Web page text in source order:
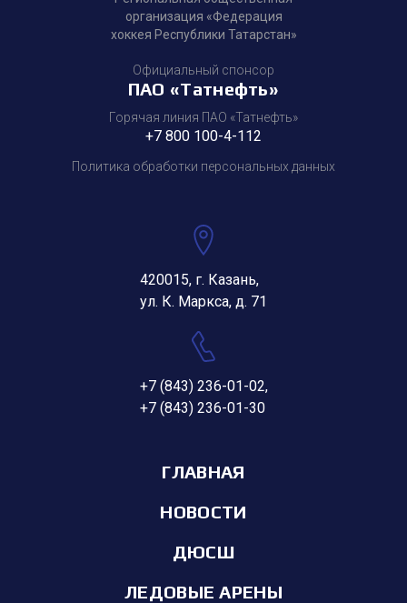
организация «Федерация
хоккея Республики Татарстан»
Официальный спонсор
ПАО «Татнефть»
Горячая линия ПАО «Татнефть»
+7 800 100-4-112
Политика обработки персональных данных
420015, г. Казань,
ул. К. Маркса, д. 71
+7 (843) 236-01-02,
+7 (843) 236-01-30
ГЛАВНАЯ
НОВОСТИ
ДЮСШ
ЛЕДОВЫЕ АРЕНЫ